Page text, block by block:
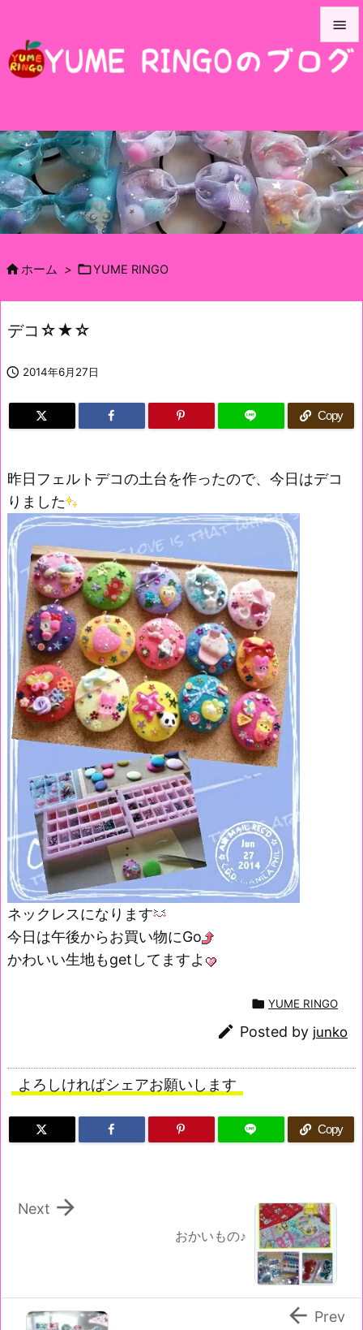



前へ

次へ

ホーム > YUME RINGO
デコ☆★☆
 2014年6月27日
Copy
昨日フェルトデコの土台を作ったので、今日はデコ
りました
ネックレスになります
今日は午後からお買い物にGo
かわいい生地もgetしてますよ
 YUME RINGO
 Posted by junko
よろしければシェアお願いします
Copy
おかいもの♪

Next
 Prev